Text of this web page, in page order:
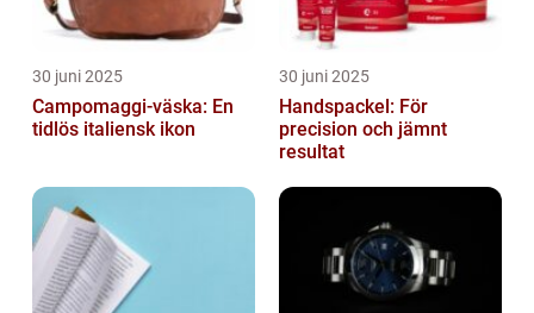
30 juni 2025
Campomaggi-väska: En
tidlös italiensk ikon
30 juni 2025
Handspackel: För
precision och jämnt
resultat